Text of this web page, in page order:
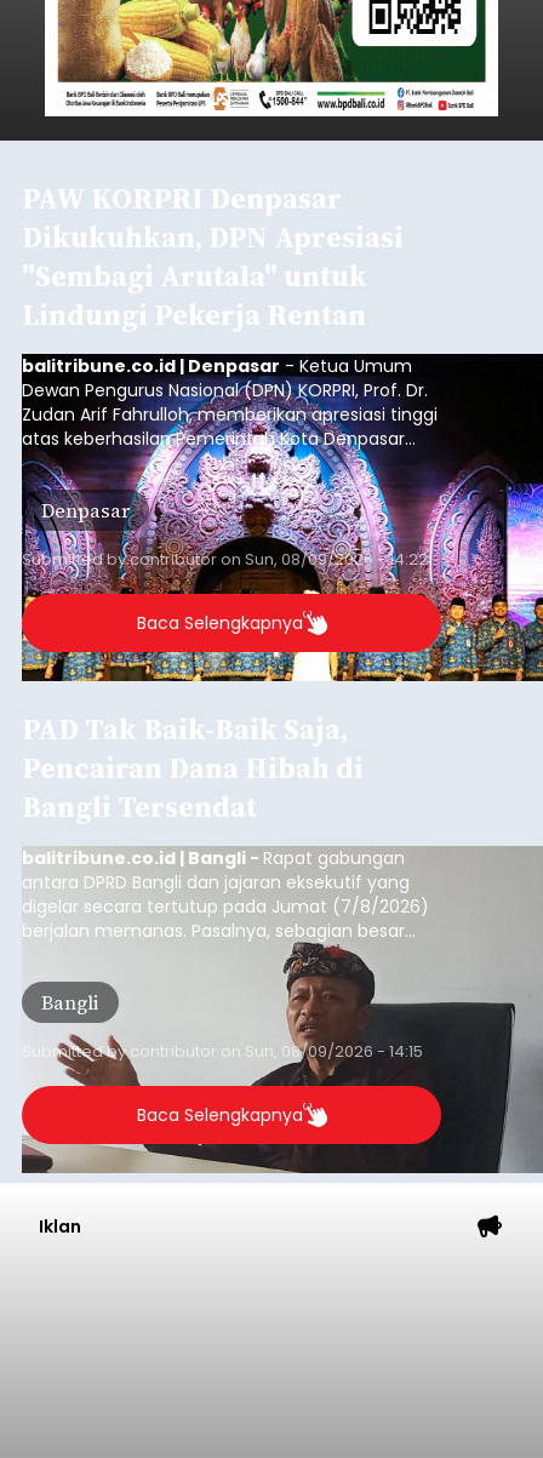
PAW KORPRI Denpasar
Dikukuhkan, DPN Apresiasi
"Sembagi Arutala" untuk
Lindungi Pekerja Rentan
balitribune.co.id | Denpasar - Ketua Umum
Dewan Pengurus Nasional (DPN) KORPRI, Prof. Dr.
Zudan Arif Fahrulloh, memberikan apresiasi tinggi
atas keberhasilan Pemerintah Kota Denpasar
dan KORPRI Kota Denpasar dalam
mengimplementasikan program gotong royong
kepedulian sosial bertajuk "Sembagi Arutala".
Denpasar
Submitted bycontributoron Sun, 08/09/2026 - 14:22
Baca Selengkapnya
PAD Tak Baik-Baik Saja,
Pencairan Dana Hibah di
Bangli Tersendat
balitribune.co.id | Bangli - Rapat gabungan
antara DPRD Bangli dan jajaran eksekutif yang
digelar secara tertutup pada Jumat (7/8/2026)
berjalan memanas. Pasalnya, sebagian besar
dana hibah yang bersumber dari pokok-pokok
pikiran (pokok-pokok pikiran/pokir) dewan hasil
penjaringan aspirasi masyarakat saat reses tak
kunjung cair.
Bangli
Submitted bycontributor on Sun, 08/09/2026 - 14:15
Baca Selengkapnya
Iklan